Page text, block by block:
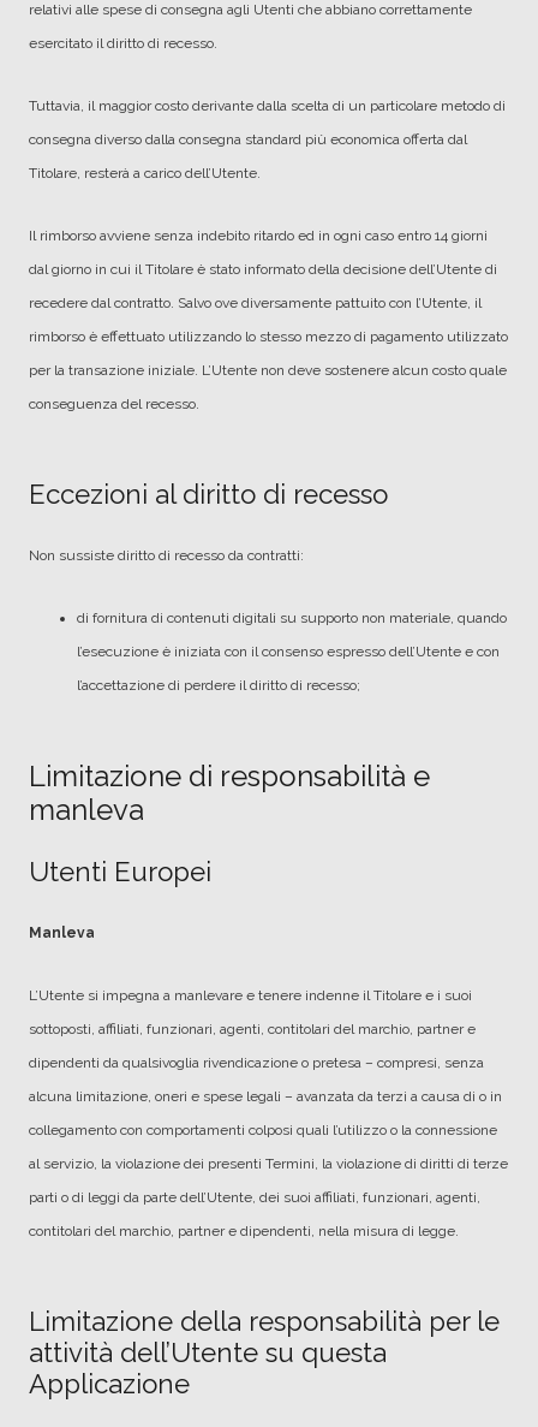
relativi alle spese di consegna agli Utenti che abbiano correttamente
esercitato il diritto di recesso.
Tuttavia, il maggior costo derivante dalla scelta di un particolare metodo di
consegna diverso dalla consegna standard più economica offerta dal
Titolare, resterà a carico dell’Utente.
Il rimborso avviene senza indebito ritardo ed in ogni caso entro 14 giorni
dal giorno in cui il Titolare è stato informato della decisione dell’Utente di
recedere dal contratto. Salvo ove diversamente pattuito con l’Utente, il
rimborso è effettuato utilizzando lo stesso mezzo di pagamento utilizzato
per la transazione iniziale. L’Utente non deve sostenere alcun costo quale
conseguenza del recesso.
Eccezioni al diritto di recesso
Non sussiste diritto di recesso da contratti:
di fornitura di contenuti digitali su supporto non materiale, quando
l’esecuzione è iniziata con il consenso espresso dell’Utente e con
l’accettazione di perdere il diritto di recesso;
Limitazione di responsabilità e
manleva
Utenti Europei
Manleva
L’Utente si impegna a manlevare e tenere indenne il Titolare e i suoi
sottoposti, affiliati, funzionari, agenti, contitolari del marchio, partner e
dipendenti da qualsivoglia rivendicazione o pretesa – compresi, senza
alcuna limitazione, oneri e spese legali – avanzata da terzi a causa di o in
collegamento con comportamenti colposi quali l’utilizzo o la connessione
al servizio, la violazione dei presenti Termini, la violazione di diritti di terze
parti o di leggi da parte dell’Utente, dei suoi affiliati, funzionari, agenti,
contitolari del marchio, partner e dipendenti, nella misura di legge.
Limitazione della responsabilità per le
attività dell’Utente su questa
Applicazione